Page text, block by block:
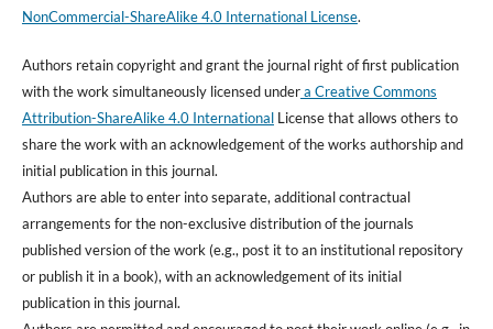
NonCommercial-ShareAlike 4.0 International License.
Authors retain copyright and grant the journal right of first publication
with the work simultaneously licensed undera Creative Commons
Attribution-ShareAlike 4.0 InternationalLicense that allows others to
share the work with an acknowledgement of the works authorship and
initial publication in this journal.
Authors are able to enter into separate, additional contractual
arrangements for the non-exclusive distribution of the journals
published version of the work (e.g., post it to an institutional repository
or publish it in a book), with an acknowledgement of its initial
publication in this journal.